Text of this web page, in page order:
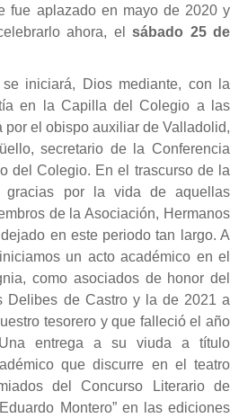
fue aplazado en mayo de 2020 y
ahora, el sábado 25 de
Dios mediante, con la
en la Capilla del Colegio a las
por el obispo auxiliar de Valladolid,
secretario de la Conferencia
del Colegio. En el trascurso de la
gracias por la vida de aquellas
de la Asociación, Hermanos
en este periodo tan largo. A
un acto académico en el
como asociados de honor del
Delibes de Castro y la de 2021 a
tesorero y que falleció el año
Una entrega a su viuda a título
que discurre en el teatro
del Concurso Literario de
Montero” en las ediciones